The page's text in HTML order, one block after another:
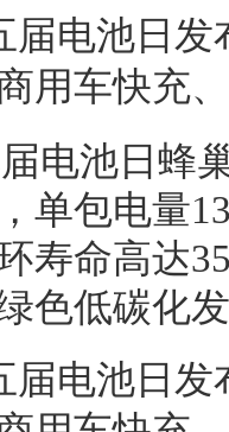
电池日蜂
单包电量
寿命高达
色低碳化